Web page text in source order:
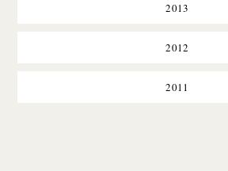
2013
2012
2011